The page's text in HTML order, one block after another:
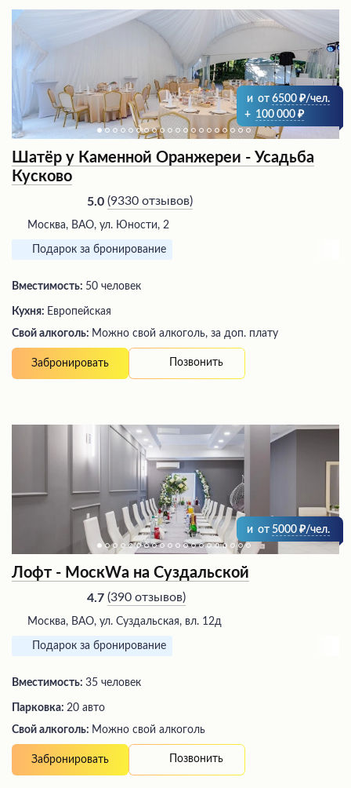
и от 6500
/чел.
+ 100 000
Шатёр у Каменной Оранжереи - Усадьба
Кусково
5.0 (9330 отзывов)
Москва, ВАО, ул. Юности, 2
Подарок за бронирование
Вместимость: 50 человек
Кухня: Европейская
Свой алкоголь: Можно свой алкоголь, за доп. плату
Забронировать Позвонить
и от 5000 /чел.
Лофт - МоскWа на Суздальской
4.7 (390 отзывов)
Москва, ВАО, ул. Суздальская, вл. 12д
Подарок за бронирование
Вместимость: 35 человек
Парковка: 20 авто
Свой алкоголь: Можно свой алкоголь
Забронировать Позвонить